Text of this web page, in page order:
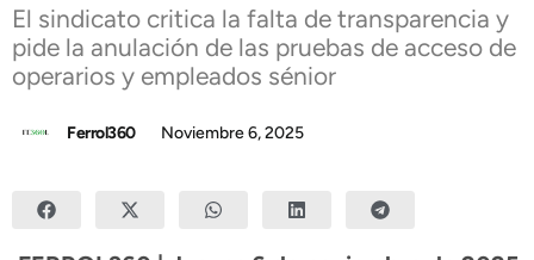
El sindicato critica la falta de transparencia y
pide la anulación de las pruebas de acceso de
operarios y empleados sénior
Ferrol360 Noviembre 6, 2025